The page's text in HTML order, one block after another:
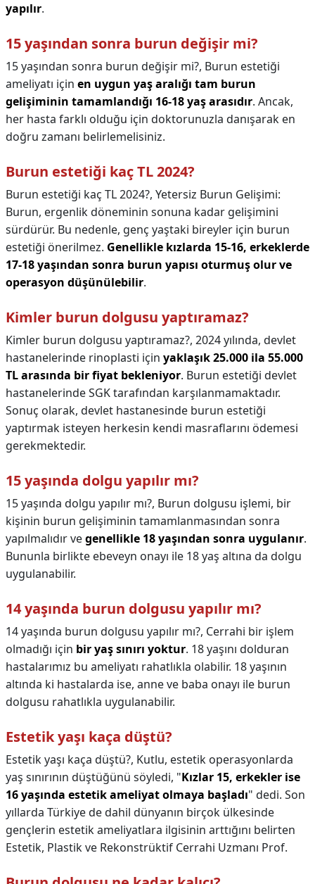
yapılır.
15 yaşından sonra burun değişir mi?
15 yaşından sonra burun değişir mi?, Burun estetiği
ameliyatı için en uygun yaş aralığı tam burun
gelişiminin tamamlandığı 16-18 yaş arasıdır. Ancak,
her hasta farklı olduğu için doktorunuzla danışarak en
doğru zamanı belirlemelisiniz.
Burun estetiği kaç TL 2024?
Burun estetiği kaç TL 2024?, Yetersiz Burun Gelişimi:
Burun, ergenlik döneminin sonuna kadar gelişimini
sürdürür. Bu nedenle, genç yaştaki bireyler için burun
estetiği önerilmez. Genellikle kızlarda 15-16, erkeklerde
17-18 yaşından sonra burun yapısı oturmuş olur ve
operasyon düşünülebilir.
Kimler burun dolgusu yaptıramaz?
Kimler burun dolgusu yaptıramaz?, 2024 yılında, devlet
hastanelerinde rinoplasti için yaklaşık 25.000 ila 55.000
TL arasında bir fiyat bekleniyor. Burun estetiği devlet
hastanelerinde SGK tarafından karşılanmamaktadır.
Sonuç olarak, devlet hastanesinde burun estetiği
yaptırmak isteyen herkesin kendi masraflarını ödemesi
gerekmektedir.
15 yaşında dolgu yapılır mı?
15 yaşında dolgu yapılır mı?, Burun dolgusu işlemi, bir
kişinin burun gelişiminin tamamlanmasından sonra
yapılmalıdır vegenellikle 18 yaşından sonra uygulanır.
Bununla birlikte ebeveyn onayı ile 18 yaş altına da dolgu
uygulanabilir.
14 yaşında burun dolgusu yapılır mı?
14 yaşında burun dolgusu yapılır mı?, Cerrahi bir işlem
olmadığı için bir yaş sınırı yoktur. 18 yaşını dolduran
hastalarımız bu ameliyatı rahatlıkla olabilir. 18 yaşının
altında ki hastalarda ise, anne ve baba onayı ile burun
dolgusu rahatlıkla uygulanabilir.
Estetik yaşı kaça düştü?
Estetik yaşı kaça düştü?, Kutlu, estetik operasyonlarda
yaş sınırının düştüğünü söyledi, "Kızlar 15, erkekler ise
16 yaşında estetik ameliyat olmaya başladı" dedi. Son
yıllarda Türkiye de dahil dünyanın birçok ülkesinde
gençlerin estetik ameliyatlara ilgisinin arttığını belirten
Estetik, Plastik ve Rekonstrüktif Cerrahi Uzmanı Prof.